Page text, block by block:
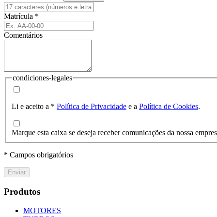
Matrícula *
Comentários
condiciones-legales
Li e aceito a * Política de Privacidade e a Política de Cookies.
Marque esta caixa se deseja receber comunicações da nossa
* Campos obrigatórios
Enviar
Produtos
MOTORES